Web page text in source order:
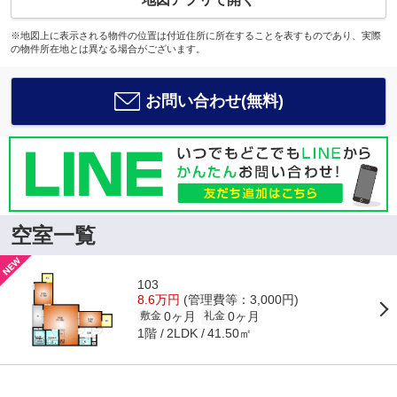
※地図上に表示される物件の位置は付近住所に所在することを表すものであり、実際
の物件所在地とは異なる場合がございます。
お問い合わせ(無料)
空室一覧
103
8.6万円 (管理費等：3,000円)
敷金 0ヶ月 礼金 0ヶ月
1階 2LDK 41.50㎡